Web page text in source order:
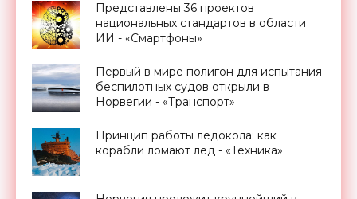
Представлены 36 проектов
национальных стандартов в области
ИИ - «Смартфоны»
Первый в мире полигон для испытания
беспилотных судов открыли в
Норвегии - «Транспорт»
Принцип работы ледокола: как
корабли ломают лед - «Техника»